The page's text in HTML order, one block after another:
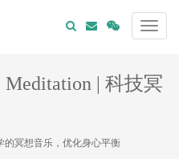
| 科技冥
的冥想音乐，优化身心平衡